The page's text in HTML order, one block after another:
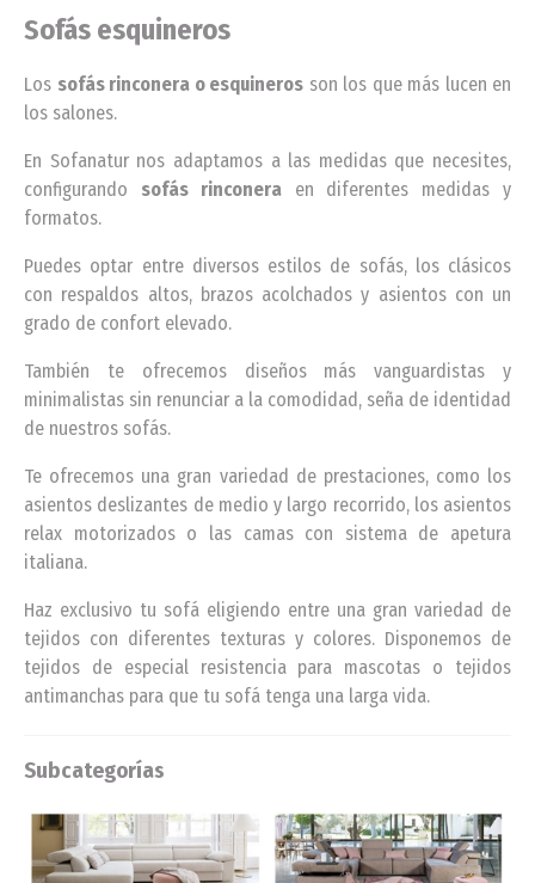
Sofás esquineros
Los sofás rinconera o esquineros son los que más lucen en
los salones.
En Sofanatur nos adaptamos a las medidas que necesites,
configurando sofás rinconeraen diferentes medidas y
formatos.
Puedes optar entre diversos estilos de sofás, los clásicos
con respaldos altos, brazos acolchados y asientos con un
grado de confort elevado.
También te ofrecemos diseños más vanguardistas y
minimalistas sin renunciar a la comodidad, seña de identidad
de nuestros sofás.
Te ofrecemos una gran variedad de prestaciones, como los
asientos deslizantes de medio y largo recorrido, los asientos
relax motorizados o las camas con sistema de apetura
italiana.
Haz exclusivo tu sofá eligiendo entre una gran variedad de
tejidos con diferentes texturas y colores. Disponemos de
tejidos de especial resistencia para mascotas o tejidos
antimanchas para que tu sofá tenga una larga vida.
Subcategorías